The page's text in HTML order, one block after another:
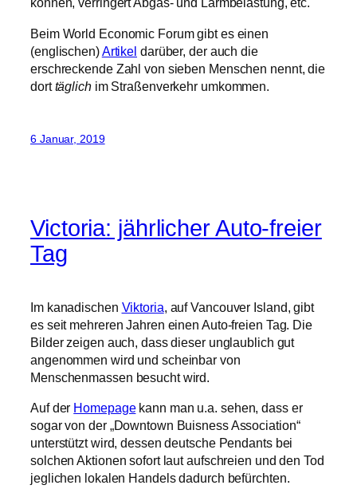
6 Januar, 2019
Victoria: jährlicher Auto-freier
Im kanadischenViktoria, auf Vancouver Island, gibt
es seit mehreren Jahren einen Auto-freien Tag. Die
Bilder zeigen auch, dass dieser unglaublich gut
Auf derHomepagekann man u.a. sehen, dass er
sogar von der „Downtown Buisness Association“
unterstützt wird, dessen deutsche Pendants bei
solchen Aktionen sofort laut aufschreien und den Tod
6 Januar, 2019